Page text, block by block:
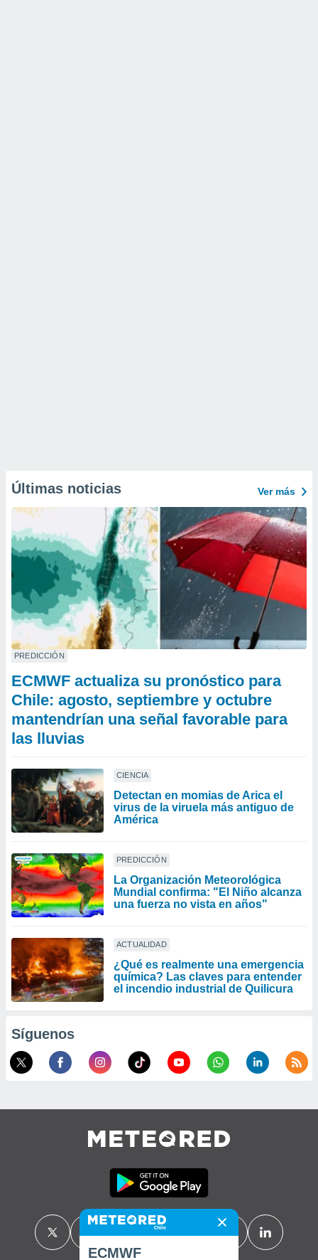
Últimas noticias Ver más
PREDICCIÓN
ECMWF actualiza su pronóstico para
Chile: agosto, septiembre y octubre
mantendrían una señal favorable para
las lluvias
CIENCIA
Detectan en momias de Arica el
virus de la viruela más antiguo de
América
PREDICCIÓN
La Organización Meteorológica
Mundial confirma: "El Niño alcanza
una fuerza no vista en años"
ACTUALIDAD
¿Qué es realmente una emergencia
química? Las claves para entender
el incendio industrial de Quilicura
Síguenos
ECMWF